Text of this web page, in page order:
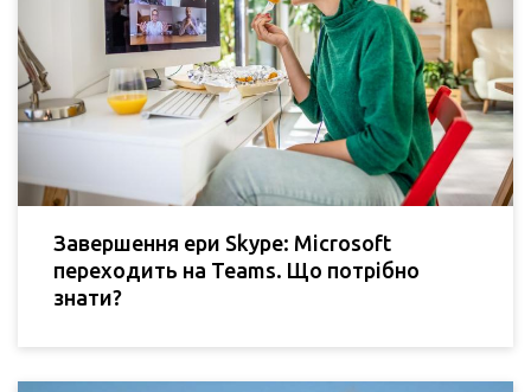
Завершення ери Skype: Microsoft
переходить на Teams. Що потрібно
знати?